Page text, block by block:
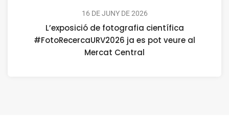
16 DE JUNY DE 2026
L’exposició de fotografia científica
#FotoRecercaURV2026 ja es pot veure al
Mercat Central